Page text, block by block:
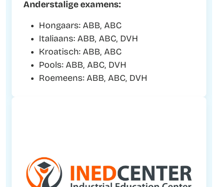
Anderstalige examens:
Hongaars: ABB, ABC
Italiaans: ABB, ABC, DVH
Kroatisch: ABB, ABC
Pools: ABB, ABC, DVH
Roemeens: ABB, ABC, DVH